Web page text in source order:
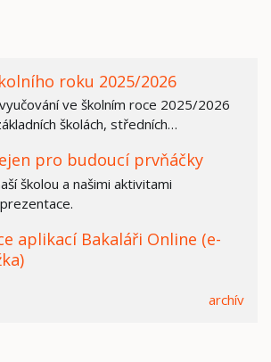
roku 2025/2026
ve školním roce 2025/2026
školách, středních…
pro budoucí prvňáčky
školou a našimi aktivitami
aplikací Bakaláři Online (e-
archív